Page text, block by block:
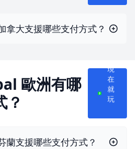
拿大支援哪些支付方式？
歐洲有哪
？
現
在
就
玩
蘭支援哪些支付方式？